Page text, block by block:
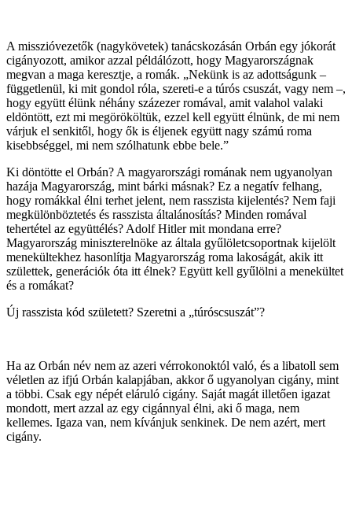
A misszióvezetők (nagykövetek) tanácskozásán Orbán egy jókorát
cigányozott, amikor azzal példálózott, hogy Magyarországnak
megvan a maga keresztje, a romák. „Nekünk is az adottságunk –
függetlenül, ki mit gondol róla, szereti-e a túrós csuszát, vagy nem –,
hogy együtt élünk néhány százezer romával, amit valahol valaki
eldöntött, ezt mi megörököltük, ezzel kell együtt élnünk, de mi nem
várjuk el senkitől, hogy ők is éljenek együtt nagy számú roma
kisebbséggel, mi nem szólhatunk ebbe bele.”
Ki döntötte el Orbán? A magyarországi romának nem ugyanolyan
hazája Magyarország, mint bárki másnak? Ez a negatív felhang,
hogy romákkal élni terhet jelent, nem rasszista kijelentés? Nem faji
megkülönböztetés és rasszista általánosítás? Minden romával
tehertétel az együttélés? Adolf Hitler mit mondana erre?
Magyarország miniszterelnöke az általa gyűlöletcsoportnak kijelölt
menekültekhez hasonlítja Magyarország roma lakoságát, akik itt
születtek, generációk óta itt élnek? Együtt kell gyűlölni a menekültet
és a romákat?
Új rasszista kód született? Szeretni a „túróscsuszát”?
Ha az Orbán név nem az azeri vérrokonoktól való, és a libatoll sem
véletlen az ifjú Orbán kalapjában, akkor ő ugyanolyan cigány, mint
a többi. Csak egy népét eláruló cigány. Saját magát illetően igazat
mondott, mert azzal az egy cigánnyal élni, aki ő maga, nem
kellemes. Igaza van, nem kívánjuk senkinek. De nem azért, mert
cigány.